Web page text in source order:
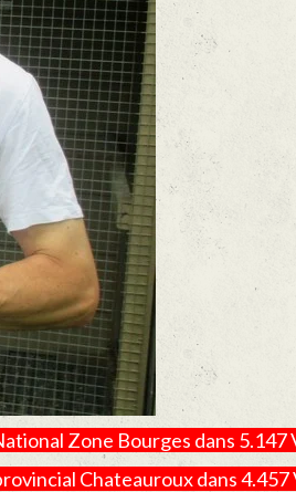
Zone Bourges dans 5.147
Chateauroux dans 4.457